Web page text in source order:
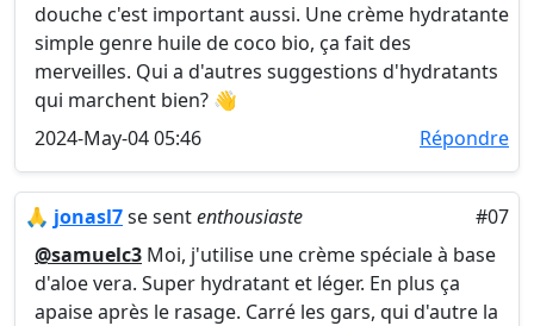
douche c'est important aussi. Une crème hydratante
simple genre huile de coco bio, ça fait des
merveilles. Qui a d'autres suggestions d'hydratants
qui marchent bien? 👋
2024-May-04 05:46
Répondre
🙏 jonasl7se sententhousiaste
#07
@samuelc3 Moi, j'utilise une crème spéciale à base
d'aloe vera. Super hydratant et léger. En plus ça
apaise après le rasage. Carré les gars, qui d'autre la